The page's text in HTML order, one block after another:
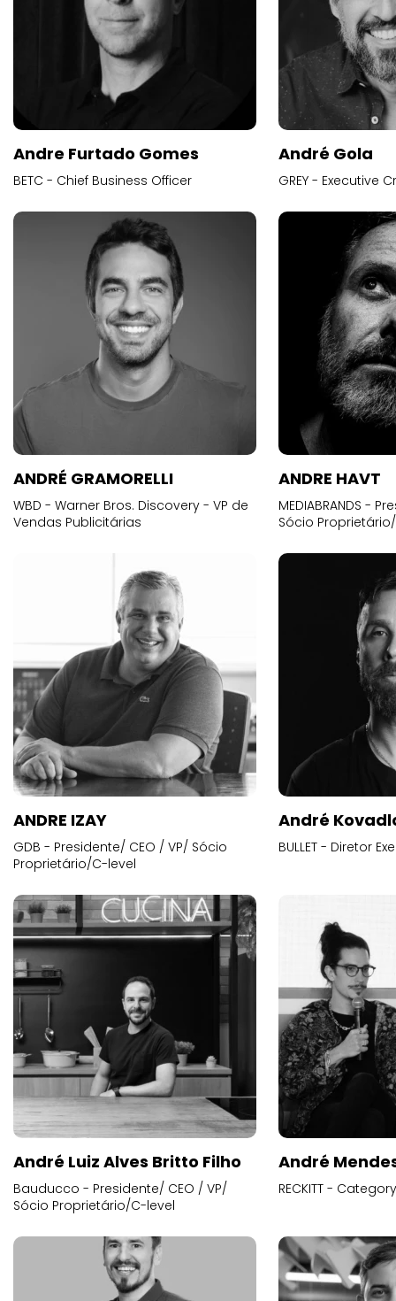
Andre Furtado Gomes
BETC - Chief Business Officer
André Gola
GREY - Executive
ANDRÉ GRAMORELLI
WBD - Warner Bros. Discovery - VP de
Vendas Publicitárias
ANDRE HAVT
MEDIABRANDS -
Sócio
ANDRE IZAY
GDB - Presidente/ CEO / VP/ Sócio
Proprietário/C-level
André
BULLET - Diretor
André Luiz Alves Britto Filho
Bauducco - Presidente/ CEO / VP/
Sócio Proprietário/C-level
André
RECKITT -